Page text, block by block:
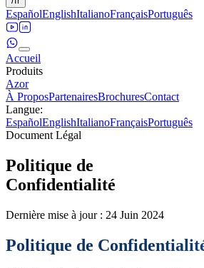
EspañolEnglishItalianoFrançaisPortuguês
Accueil
Produits
Azor
À ProposPartenairesBrochuresContact
Langue:
EspañolEnglishItalianoFrançaisPortuguês
Document Légal
Politique de
Confidentialité
Dernière mise à jour : 24 Juin 2024
Politique de